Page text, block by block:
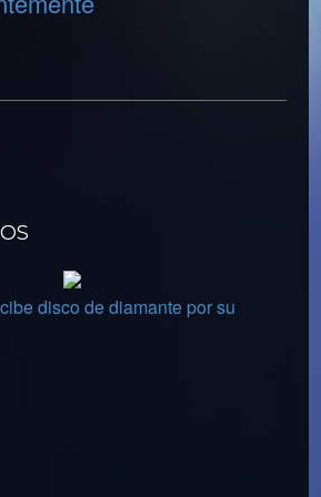
disco de diamante por su